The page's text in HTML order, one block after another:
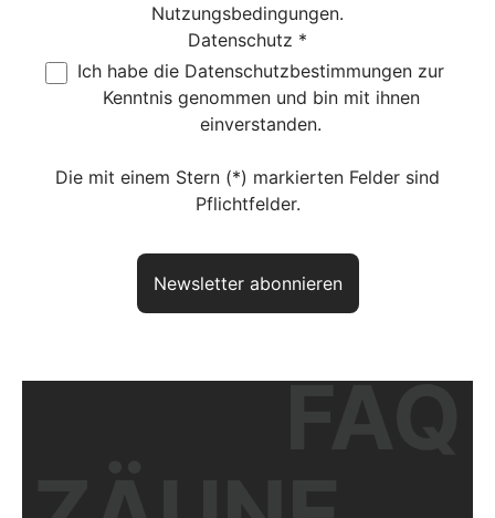
Nutzungsbedingungen.
Datenschutz *
Ich habe die Datenschutzbestimmungen zur
Kenntnis genommen und bin mit ihnen
einverstanden.
Die mit einem Stern (*) markierten Felder sind
Pflichtfelder.
Newsletter abonnieren
FAQ